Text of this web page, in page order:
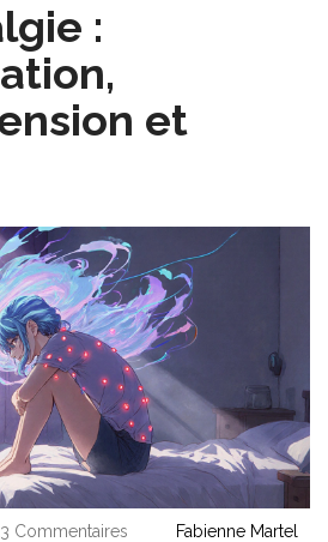
:
et
Commentaires Fabienne Martel